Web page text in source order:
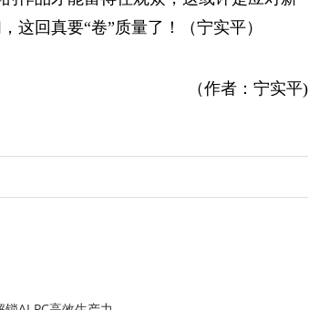
这回真要“卷”质量了！（宁实平）
（作者：宁实平)